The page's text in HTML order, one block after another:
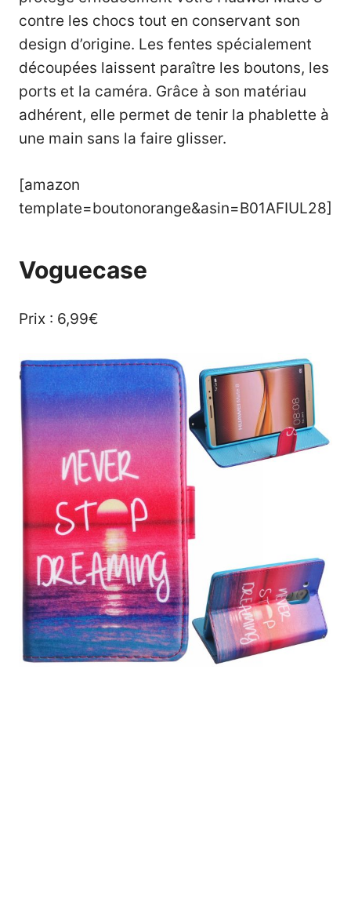
contre les chocs tout en conservant son
design d’origine. Les fentes spécialement
découpées laissent paraître les boutons, les
ports et la caméra. Grâce à son matériau
adhérent, elle permet de tenir la phablette à
une main sans la faire glisser.
[amazon
template=boutonorange&asin=B01AFIUL28]
Voguecase
Prix : 6,99€